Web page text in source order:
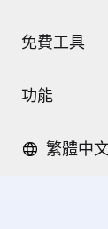
免費工具
功能
繁體中